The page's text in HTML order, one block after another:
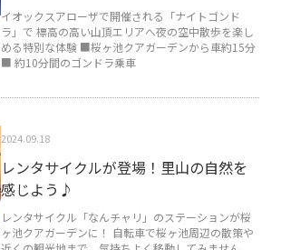
イオックスアローザで開催される「ナイトゴンド
ラ」で 標高の高い山頂エリアへ夜の空中散歩を楽し
める特別な体験 ■桜ヶ池クアガーデンから車約15分
■ 約10分間のゴンドラ乗車
2024.09.18
レンタサイクルが登場！里山の自然を
感じよう♪
レンタサイクル「なんチャリ」のステーションが桜
ヶ池クアガーデンに！ 自転車で桜ヶ池周辺の散策や